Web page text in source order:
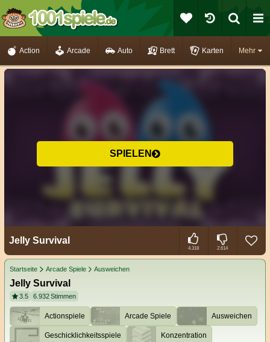
Mehr
Action Arcade Auto Brett Karten
SPIELEN
Jelly Survival
4.318 2.614
Startseite Arcade Spiele Ausweichen
Jelly Survival
3.5 6.932Stimmen
Actionspiele Arcade Spiele Ausweichen
Geschicklichkeitsspiele Konzentration